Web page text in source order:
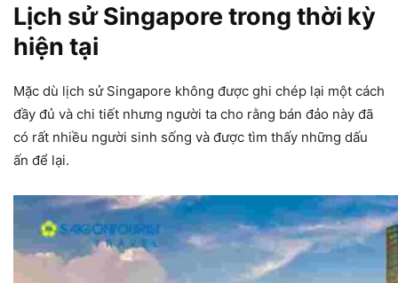
Lịch sử Singapore trong thời kỳ
hiện tại
Mặc dù lịch sử Singapore không được ghi chép lại một cách
đầy đủ và chi tiết nhưng người ta cho rằng bán đảo này đã
có rất nhiều người sinh sống và được tìm thấy những dấu
ấn để lại.